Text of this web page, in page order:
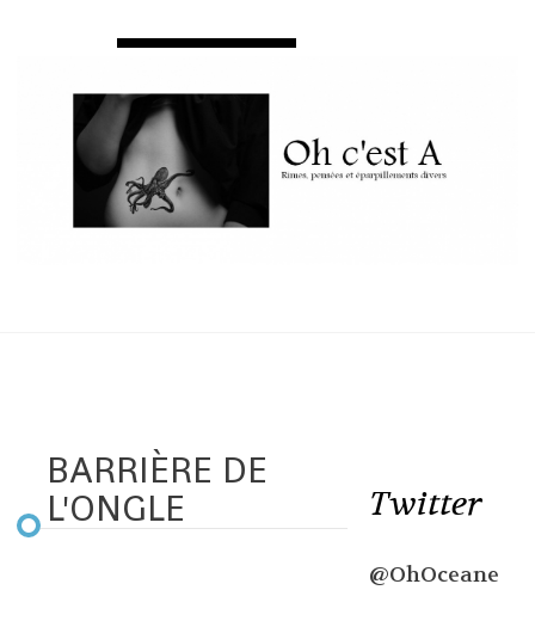
BARRIÈRE DE
L'ONGLE
Twitter
@OhOceane